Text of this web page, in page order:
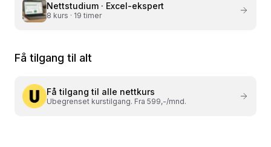
Nettstudium · Excel-ekspert
8 kurs · 19 timer
Få tilgang til alt
Få tilgang til alle nettkurs
Ubegrenset kurstilgang. Fra 599,-/mnd.